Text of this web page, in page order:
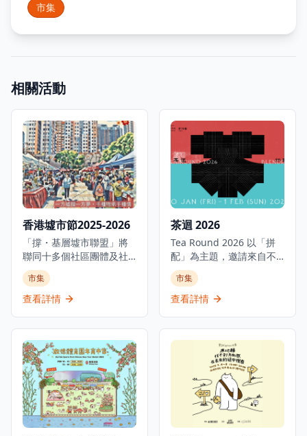
市集
相關活動
香港墟市節2025-2026
「撐・基層墟市聯盟」將
聯同十多個社區團體及社
福機構舉辦大型社區墟市-
《香港墟市節2025-
2026》，這是首個由街坊
化和支持基層經濟的理想
活動。透過是次墟市活動
結集來自18區各社區的團
體機構及墟市檔主，屆時
有超過60個來自18區不同
的特色攤檔、互動攤位、
表演等，為市民提供豐富
市集
查看詳情
茶迴 2026
Tea Round 2026 以「拼
配」為主題，邀請來自不
同地區、世代與理念的茶
藝師、愛好者齊聚一堂，
共同拼配出香港茶文化的
茶，注入溫暖的人情味，
引發奇妙的化學反應。我
們不僅呈獻傳統茶行拼配
的味道，更會融入風靡全
球的抹茶，了解當中的前
世今生，以及經典港式奶
茶與花果茶，展現茶文化
市集
查看詳情